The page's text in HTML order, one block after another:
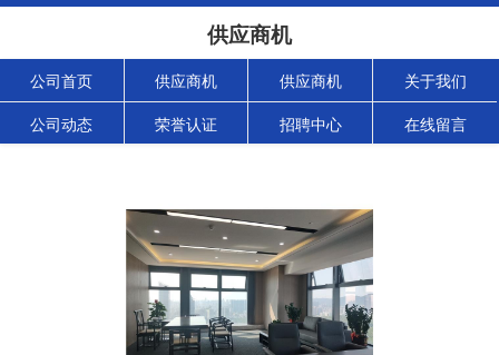
供应商机
公司首页 供应商机 供应商机 关于我们
公司动态 荣誉认证 招聘中心 在线留言